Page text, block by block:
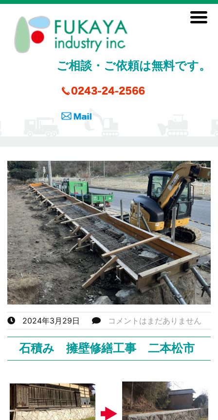
ご相談・ご依頼は無料です。
2024年3月29日 コメントはまだありません
石積み 擁壁修繕工事 二本松市